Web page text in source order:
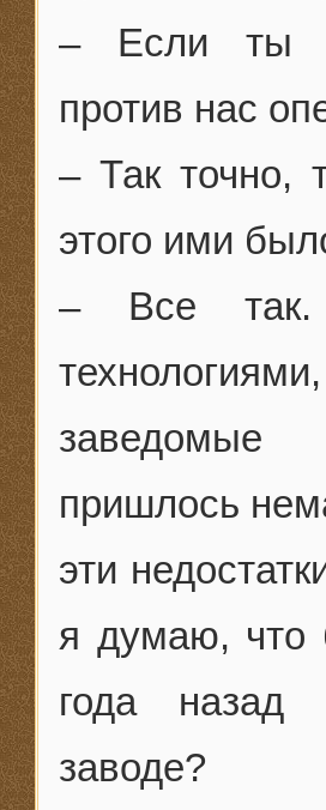
– Если ты
против нас
– Так точно,
этого ими
– Все так.
заведомые
пришлось
эти
я думаю, что
года назад
заводе?